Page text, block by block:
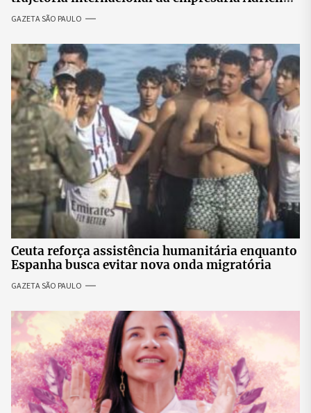
GAZETA SÃO PAULO
Ceuta reforça assistência humanitária enquanto
Espanha busca evitar nova onda migratória
GAZETA SÃO PAULO